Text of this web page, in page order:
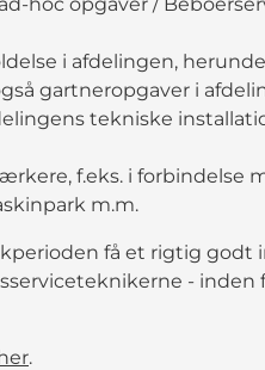
i afdelingen,
gartneropgaver i
tekniske
f.eks. i forbindelse
m.m.
få et rigtig godt
-
.